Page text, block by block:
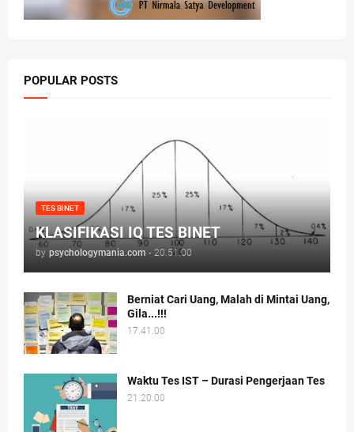
POPULAR POSTS
TES BINET
KLASIFIKASI IQ TES BINET
by psychologymania.com - 20.51.00
Berniat Cari Uang, Malah di Mintai Uang,
Gila...!!!
17.41.00
Waktu Tes IST – Durasi Pengerjaan Tes
21.20.00